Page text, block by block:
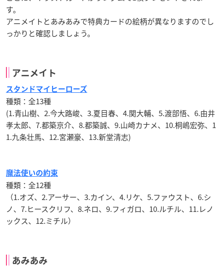
す。
アニメイトとあみあみで特典カードの絵柄が異なりますのでし
っかりと確認しましょう。
アニメイト
スタンドマイヒーローズ
種類：全13種
(1.青山樹、2.今大路峻、3.夏目春、4.関大輔、5.渡部悟、6.由井
孝太郎、7.都築京介、8.都築誠、9.山崎カナメ、10.桐嶋宏弥、1
1.九条壮馬、12.宮瀬豪、13.新堂清志)
魔法使いの約束
種類：全12種
（1.オズ、2.アーサー、3.カイン、4.リケ、5.ファウスト、6.シ
ノ、7.ヒースクリフ、8.ネロ、9.フィガロ、10.ルチル、11.レノ
ックス、12.ミチル）
あみあみ